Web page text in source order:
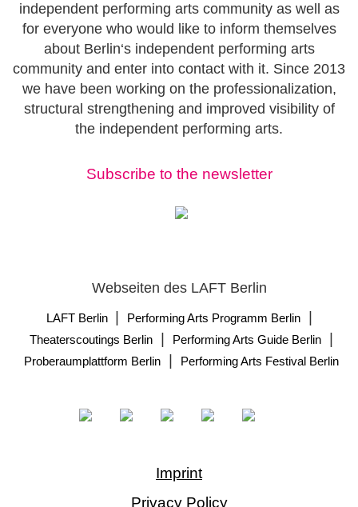
independent performing arts community as well as
for everyone who would like to inform themselves
about Berlin‘s independent performing arts
community and enter into contact with it. Since 2013
we have been working on the professionalization,
structural strengthening and improved visibility of
the independent performing arts.
Subscribe to the newsletter
Webseiten des LAFT Berlin
LAFT Berlin Performing Arts Programm Berlin|
Theaterscoutings Berlin| Performing Arts Guide Berlin|
Proberaumplattform Berlin| Performing Arts Festival Berlin
Imprint
Privacy Policy